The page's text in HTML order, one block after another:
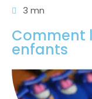
3 mn
Comment
enfants